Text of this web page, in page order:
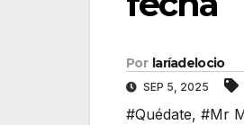
Por laríadelocio
SEP 5, 2025
#Quédate, #Mr